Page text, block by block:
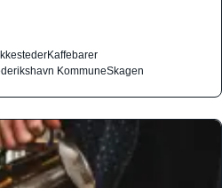
Kaffebarer
KommuneSkagen